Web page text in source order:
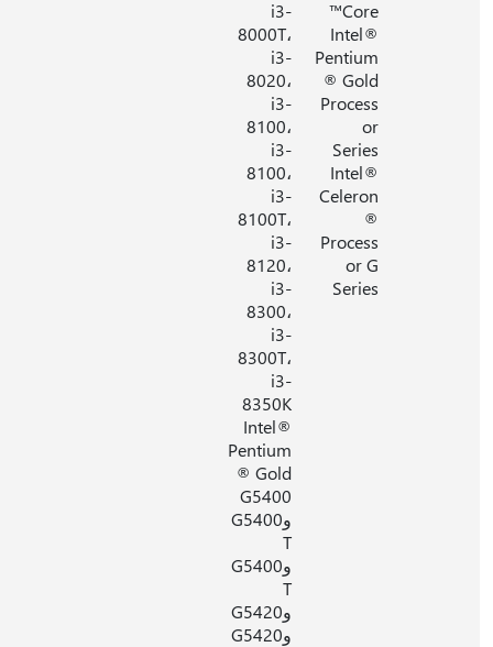
Intel®
Pentium
® Gold
Process
Series
Intel®
Celeron
Process
Series
8000T،
i3-
8020،
i3-
8100،
8100،
i3-
8100T،
i3-
8120،
8300،
8300T،
8350K
Intel®
Pentium
® Gold
G5400
وG5400
وG5400
وG5420
وG5420